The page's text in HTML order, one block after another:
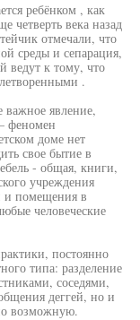
ребёнком , как
четверть века назад
отмечали, что
среды и сепарация,
ведут к тому, что
.
явление,
феномен
доме нет
свое бытие в
- общая, книги,
учреждения
и помещения в
человеческие
постоянно
типа: разделение
соседями,
деггей, но и
возможную.